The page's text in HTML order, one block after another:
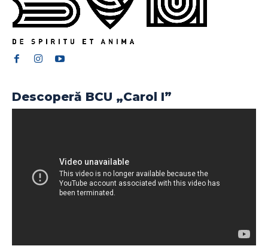
Descoperă BCU „Carol I”